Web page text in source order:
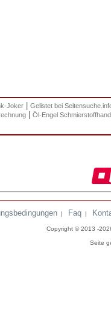
Joker
Gelistet bei
Öl-Engel
| Faq |
Copyright © 2013 -
Seite